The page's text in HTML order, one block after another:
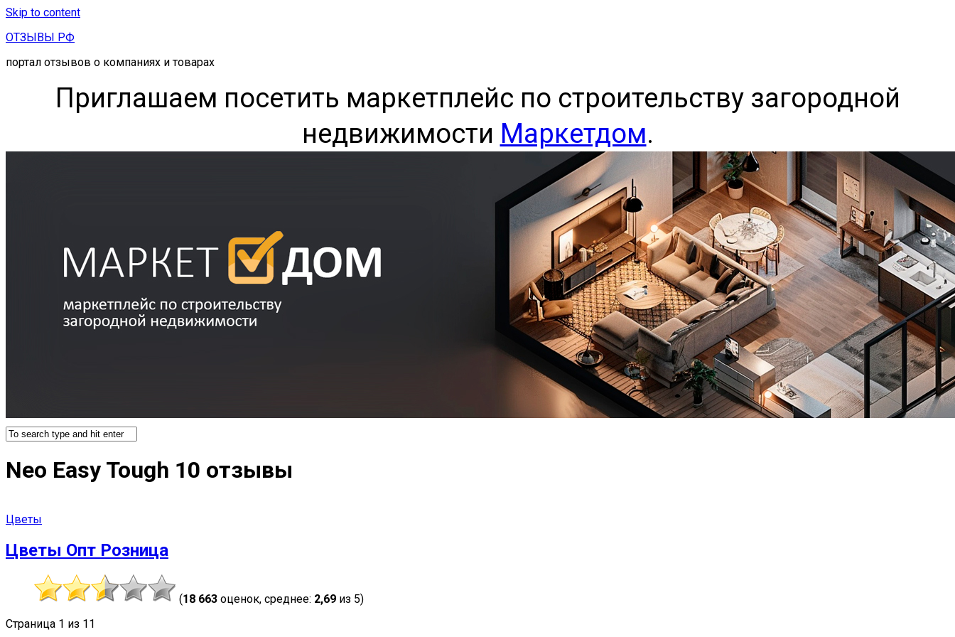
Skip to content
ОТЗЫВЫ РФ
портал отзывов о компаниях и товарах
Приглашаем посетить маркетплейс по строительству загородной
недвижимости Маркетдом.
Neo Easy Tough 10 отзывы
Цветы
Цветы Опт Розница
(18 663 оценок, среднее: 2,69 из 5)
Страница 1 из 11